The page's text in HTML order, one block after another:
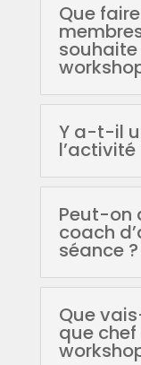
Que
Y a-t-il
l’activité
Peut-on
coach
séance ?
Que
que chef